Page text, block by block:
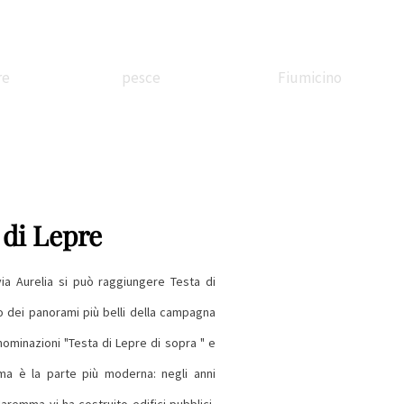
pesce
Festa di corte
Fiumicino
Lepre
Aurelia si può raggiungere Testa di
panorami più belli della campagna
"Testa di Lepre di sopra " e
è la parte più moderna: negli anni